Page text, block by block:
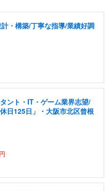
・構築/丁寧な指導/業績好調
ント・IT・ゲーム業界志望/
日125日」・大阪市北区曾根